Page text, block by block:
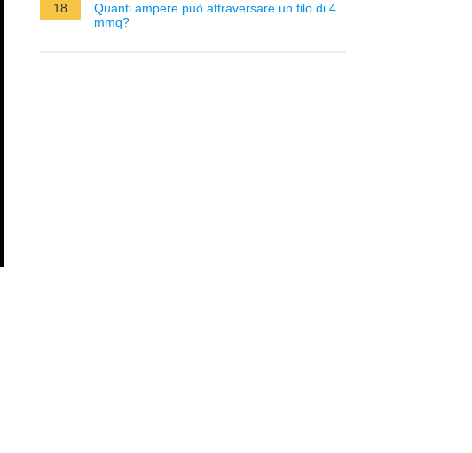
18
Quanti ampere può attraversare un filo di 4
mmq?